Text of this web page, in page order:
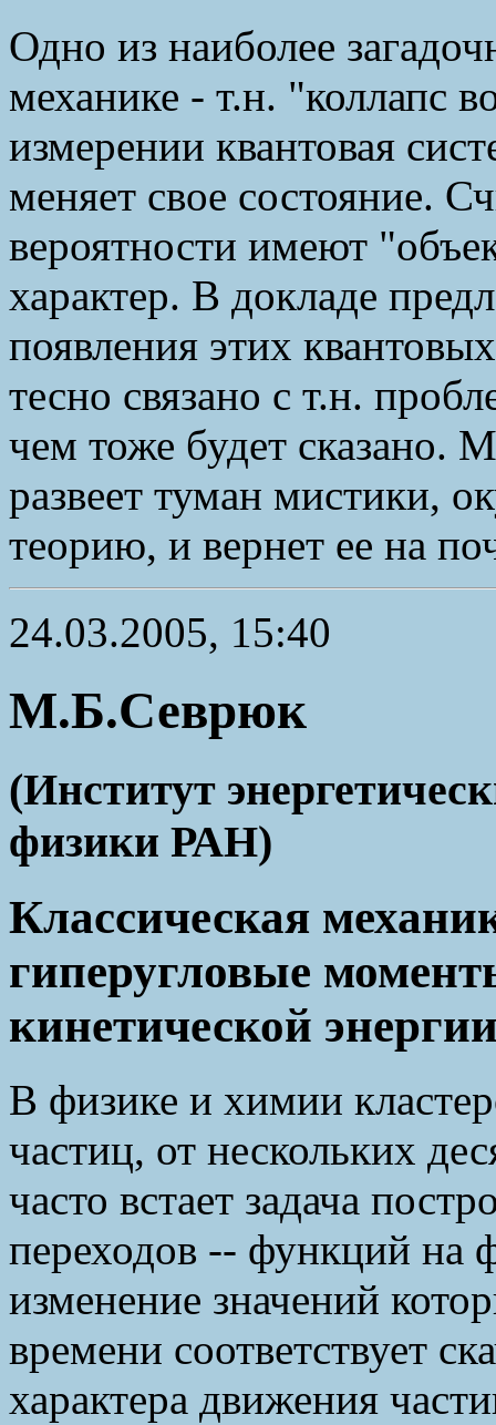
Одно из наиболее
механике - т.н. "коллапс
измерении квантовая
меняет свое состояние.
вероятности имеют
характер. В докладе
появления этих
тесно связано с т.н.
чем тоже будет сказано.
развеет туман мистики,
теорию, и вернет ее на
24.03.2005, 15:40
М.Б.Севрюк
(Институт
физики РАН)
Классическая
гиперугловые
кинетической
В физике и химии
частиц, от нескольких
часто встает задача
переходов -- функций на
изменение значений
времени соответствует
характера движения